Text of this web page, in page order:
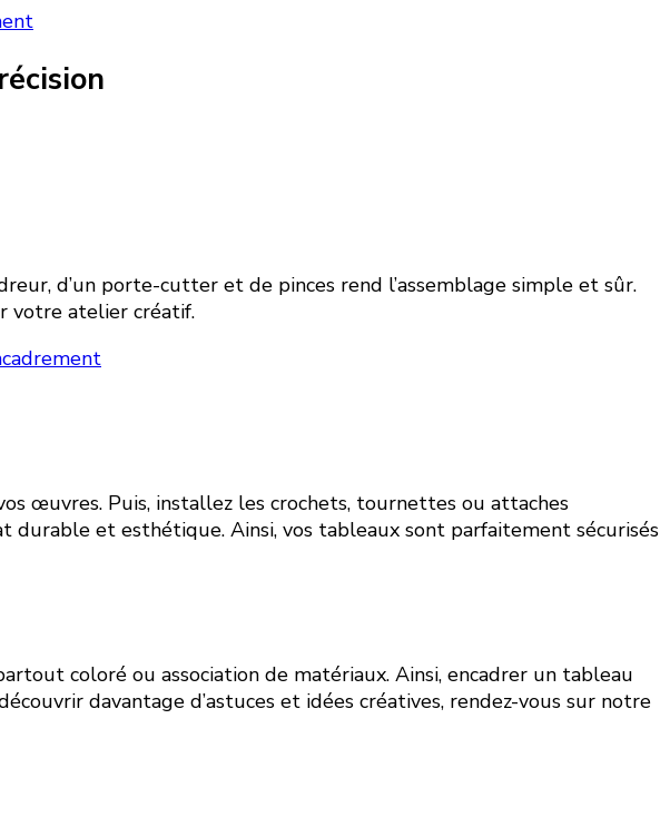
d’un porte-cutter et de pinces rend l’assemblage simple et sûr.
votre atelier créatif.
œuvres. Puis, installez les crochets, tournettes ou attaches
et esthétique. Ainsi, vos tableaux sont parfaitement sécurisés
coloré ou association de matériaux. Ainsi, encadrer un tableau
davantage d’astuces et idées créatives, rendez-vous sur notre